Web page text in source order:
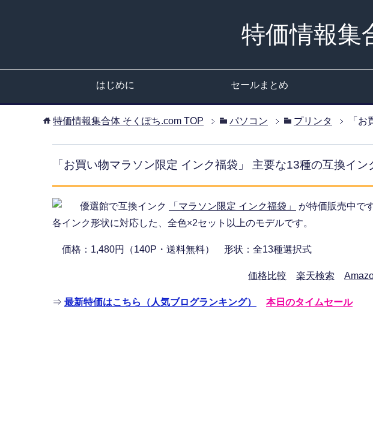
特価情報集
はじめに セールまとめ
特価情報集合体 そくぽち.com TOP パソコン プリンタ 「
「お買い物マラソン限定 インク福袋」 主要な13種の互換イン
優選館で互換インク 「マラソン限定 インク福袋」
が特価販売中です
各インク形状に対応した、全色×2セット以上のモデルです。
価格：1,480円（140P・送料無料） 形状：全13種選択式
価格比較 楽天検索
⇒ 最新特価はこちら（人気ブログランキング） 本日のタイムセール